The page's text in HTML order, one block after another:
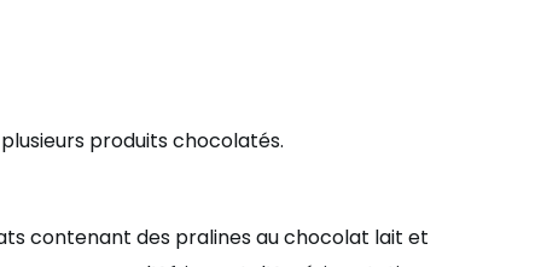
produits chocolatés.
contenant des pralines au chocolat lait et